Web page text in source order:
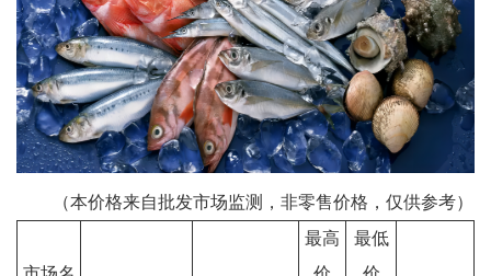
（本价格来自批发市场监测，非零售价格，仅供参考）
最高
最低